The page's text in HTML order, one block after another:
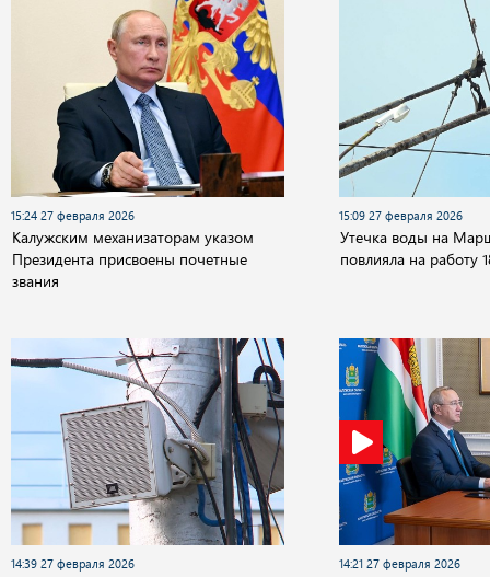
15:24 27 февраля 2026
Калужским механизаторам указом
Президента присвоены почетные
звания
15:09 27 февраля 2026
Утечка воды на
повлияла на работу
14:39 27 февраля 2026 14:21 27 февраля 2026